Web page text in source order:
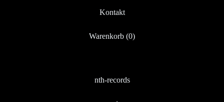
Kontakt
Warenkorb (0)
nth-records